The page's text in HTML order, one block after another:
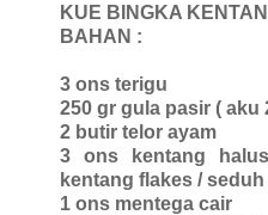
KUE BINGKA
BAHAN :
3 ons terigu
250 gr gula pasir ( aku
2 butir telor ayam
3 ons kentang
kentang flakes /
1 ons mentega cair